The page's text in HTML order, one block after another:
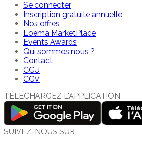
Se connecter
Inscription gratuite annuelle
Nos offres
Loema MarketPlace
Events Awards
Qui sommes nous ?
Contact
CGU
CGV
TÉLÉCHARGEZ L'APPLICATION
SUIVEZ-NOUS SUR